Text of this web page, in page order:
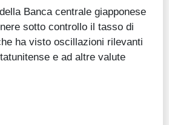
Banca centrale giapponese
sotto controllo il tasso di
ha visto oscillazioni rilevanti
e ad altre valute